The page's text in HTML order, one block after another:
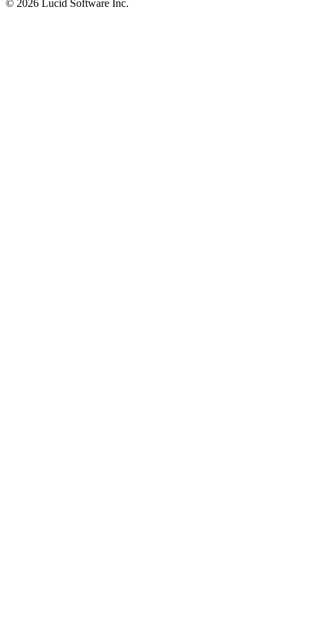
© 2026 Lucid Software Inc.